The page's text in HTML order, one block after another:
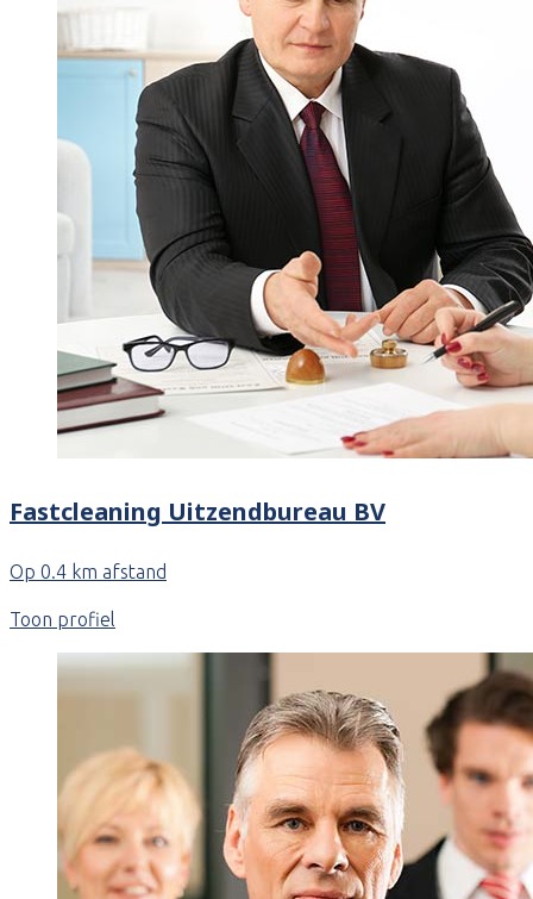
Fastcleaning Uitzendbureau BV
Op 0.4 km afstand
Toon profiel